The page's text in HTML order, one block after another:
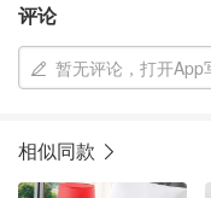
评论
暂无评论，打开App
相似同款